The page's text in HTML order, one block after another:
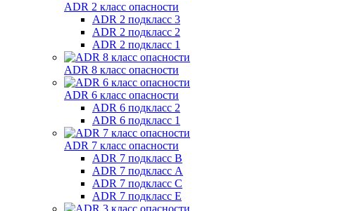
ADR 2 класс опасности
ADR 2 подкласс 3
ADR 2 подкласс 2
ADR 2 подкласс 1
ADR 8 класс опасности
ADR 6 класс опасности
ADR 6 подкласс 2
ADR 6 подкласс 1
ADR 7 класс опасности
ADR 7 подкласс B
ADR 7 подкласс A
ADR 7 подкласс C
ADR 7 подкласс E